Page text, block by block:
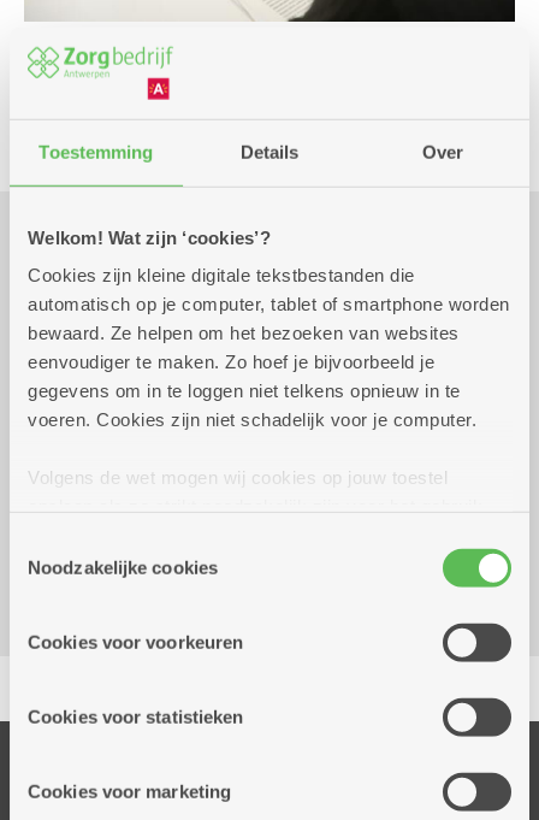
Toestemming Details Over
Welkom! Wat zijn ‘cookies’?
Cookies zijn kleine digitale tekstbestanden die
automatisch op je computer, tablet of smartphone worden
bewaard. Ze helpen om het bezoeken van websites
eenvoudiger te maken. Zo hoef je bijvoorbeeld je
gegevens om in te loggen niet telkens opnieuw in te
voeren. Cookies zijn niet schadelijk voor je computer.
Volgens de wet mogen wij cookies op jouw toestel
cookies hebben we jouw toestemming nodig. Sommige
cookies worden geplaatst door derde partijen die een
informatie over jouw (geanonimiseerd) gebruik van onze
partners kunnen deze gegevens combineren met andere
Noodzakelijke cookies
Cookies voor voorkeuren
Cookies voor statistieken
Cookies voor marketing
Cursus en workshop
Praktisch
Van woensdag 9 september 2026,
wekelijks op woensdag tot 28
december 2040
09.00 uur
tot 11.00
uur
Reserveer vervoer
2140 Borgerhout
Thuisdiensten